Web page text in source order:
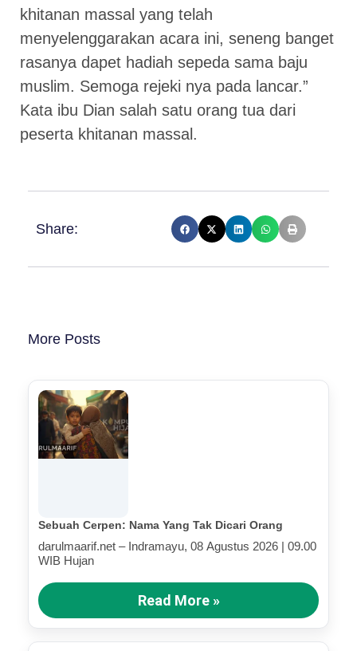
khitanan massal yang telah
menyelenggarakan acara ini, seneng banget
rasanya dapet hadiah sepeda sama baju
muslim. Semoga rejeki nya pada lancar.”
Kata ibu Dian salah satu orang tua dari
peserta khitanan massal.
Share:
More Posts
Sebuah Cerpen: Nama Yang Tak Dicari Orang
darulmaarif.net – Indramayu, 08 Agustus 2026 | 09.00
WIB Hujan
Read More »